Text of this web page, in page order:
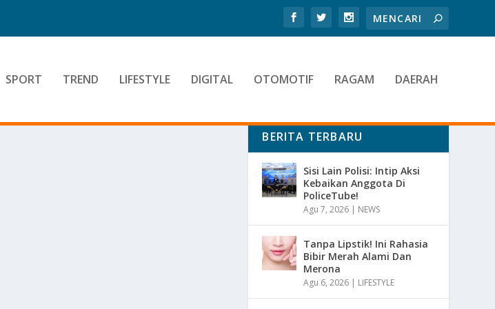
SPORT TREND LIFESTYLE DIGITAL OTOMOTIF RAGAM DAERAH
BERITA TERBARU
Sisi Lain Polisi: Intip Aksi
Kebaikan Anggota Di
PoliceTube!
Agu 7, 2026 | NEWS
Tanpa Lipstik! Ini Rahasia
Bibir Merah Alami Dan
Merona
Agu 6, 2026 | LIFESTYLE